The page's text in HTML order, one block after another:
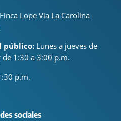
Lope Via La Carolina
público: Lunes a jueves de
1:30 a 3:00 p.m.
p.m.
sociales